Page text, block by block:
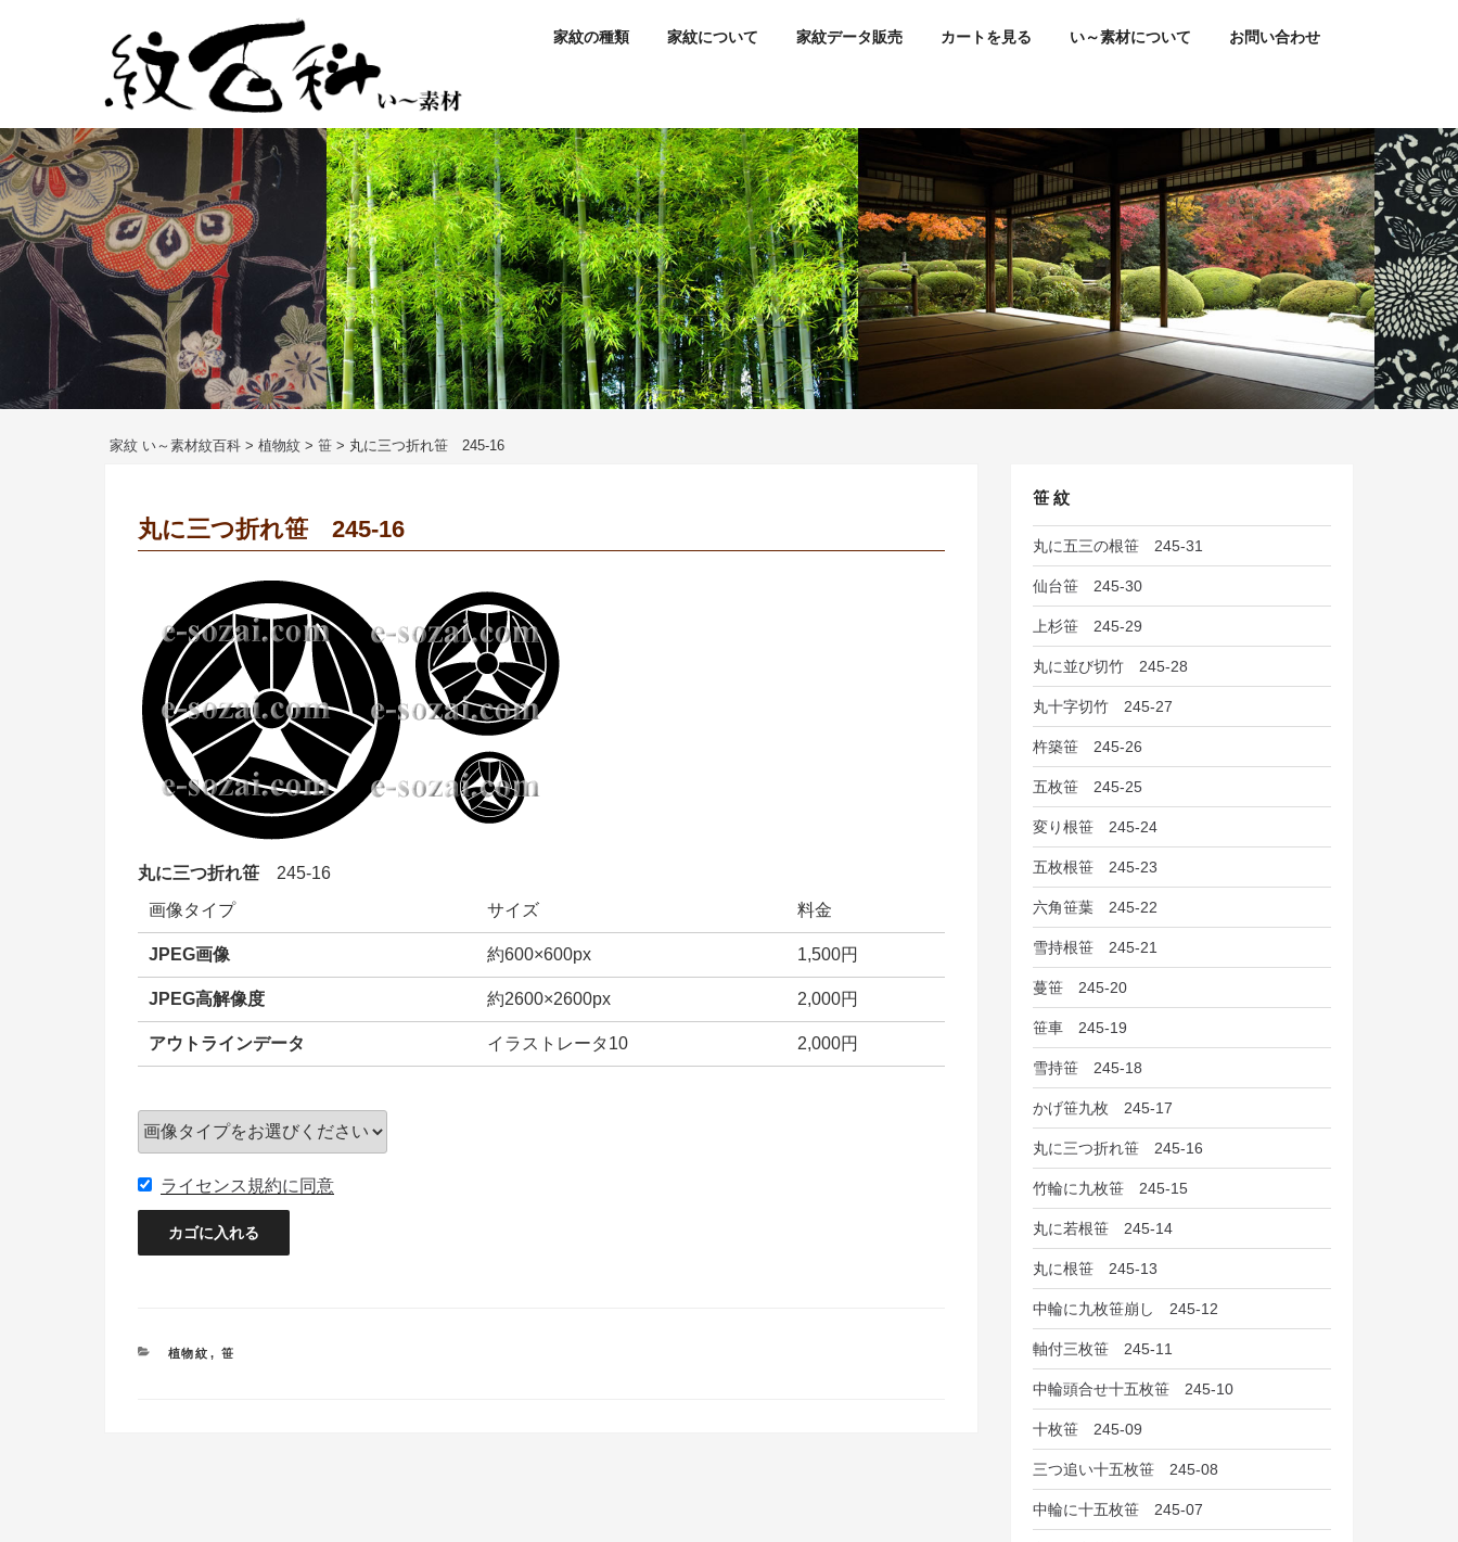
ツ
へ
ス
キ
ッ
家紋の種類 家紋について 家紋データ販売 カートを見る い～素材について お問い合わせ
家紋 い～素材紋百科 > 植物紋 > 笹 > 丸に三つ折れ笹 245-16
丸に三つ折れ笹 245-16
丸に三つ折れ笹 245-16
画像タイプ
サイズ 料金
JPEG画像 約600×600px 1,500円
JPEG高解像度 約2600×2600px 2,000円
アウトラインデータ イラストレータ10 2,000円
ライセンス規約に同意
カ
植物紋 , 笹
笹 紋
丸に五三の根笹 245-31
仙台笹 245-30
上杉笹 245-29
丸に並び切竹 245-28
丸十字切竹 245-27
杵築笹 245-26
五枚笹 245-25
変り根笹 245-24
五枚根笹 245-23
六角笹葉 245-22
雪持根笹 245-21
蔓笹 245-20
笹車 245-19
雪持笹 245-18
かげ笹九枚 245-17
丸に三つ折れ笹 245-16
竹輪に九枚笹 245-15
丸に若根笹 245-14
丸に根笹 245-13
中輪に九枚笹崩し 245-12
軸付三枚笹 245-11
中輪頭合せ十五枚笹 245-10
十枚笹 245-09
三つ追い十五枚笹 245-08
中輪に十五枚笹 245-07